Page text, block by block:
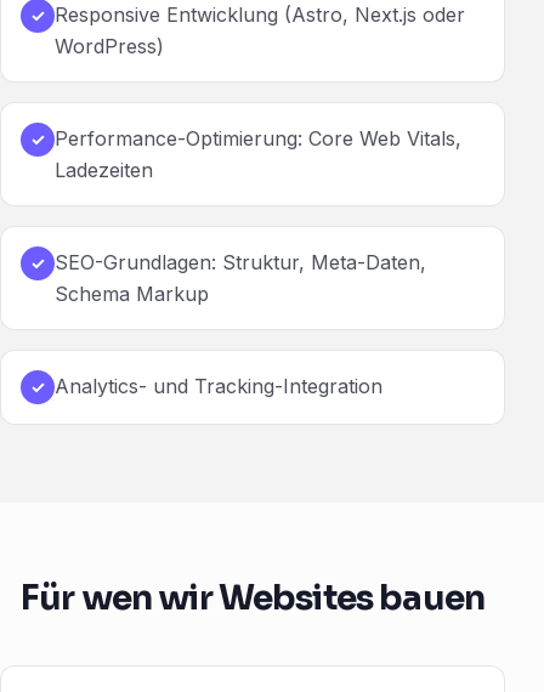
✓ Responsive Entwicklung (Astro, Next.js oder
WordPress)
✓ Performance-Optimierung: Core Web Vitals,
Ladezeiten
✓ SEO-Grundlagen: Struktur, Meta-Daten,
Schema Markup
✓ Analytics- und Tracking-Integration
Für wen wir Websites bauen